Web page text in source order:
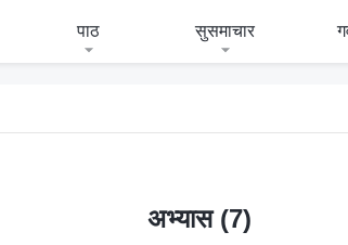
पाठ सुसमाचार
अभ्यास (7)